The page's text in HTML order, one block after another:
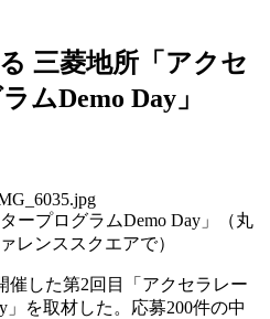
三菱地所「アクセ
ムDemo Day」
ープログラムDemo Day」（丸
レンススクエアで）
した第2回目「アクセラレー
」を取材した。応募200件の中